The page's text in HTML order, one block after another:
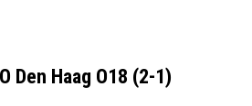
Den Haag O18 (2-1)